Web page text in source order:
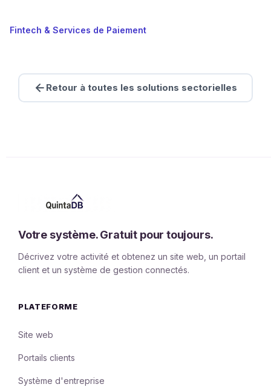
Fintech & Services de Paiement
Retour à toutes les solutions sectorielles
Votre système. Gratuit pour toujours.
Décrivez votre activité et obtenez un site web, un portail
client et un système de gestion connectés.
PLATEFORME
Site web
Portails clients
Système d'entreprise